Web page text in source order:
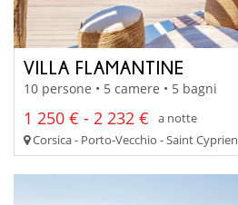
VILLA FLAMANTINE
10 persone • 5 camere • 5 bagni
1 250 € - 2 232 €
a notte
Corsica - Porto-Vecchio - Saint Cyprien